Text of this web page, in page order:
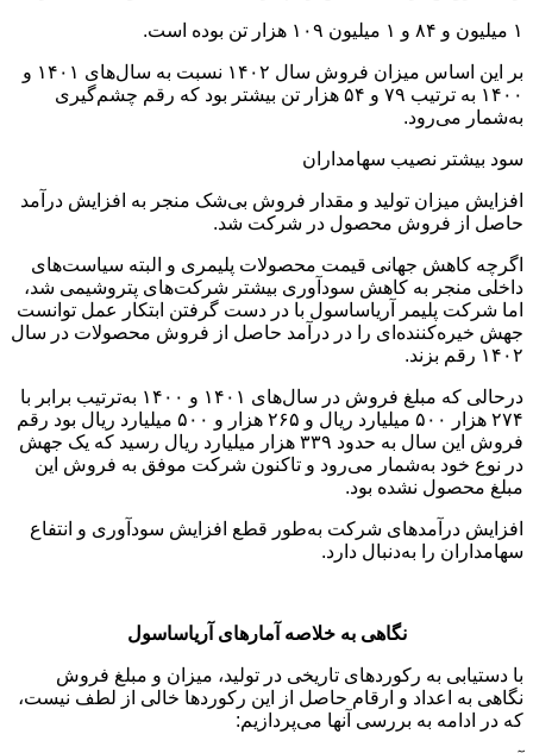
۱ میلیون و ۸۴ و ۱ میلیون ۱۰۹ هزار تن بوده است.
بر این اساس میزان فروش سال ۱۴۰۲ نسبت به سال‌های ۱۴۰۱ و
۱۴۰۰ به ترتیب ۷۹ و ۵۴ هزار تن بیشتر بود که رقم چشم‌گیری
به‌شمار می‌رود.
سود بیشتر نصیب سهامداران
افزایش میزان تولید و مقدار فروش بی‌شک منجر به افزایش درآمد
حاصل از فروش محصول در شرکت شد.
اگرچه کاهش جهانی قیمت محصولات پلیمری و البته سیاست‌های
داخلی منجر به کاهش سودآوری بیشتر شرکت‌های پتروشیمی شد،
اما شرکت‌ پلیمر آریاساسول با در دست گرفتن ابتکار عمل توانست
جهش خیره‌کننده‌ای را در درآمد حاصل از فروش محصولات در سال
۱۴۰۲ رقم بزند.
درحالی که مبلغ فروش در سال‌های ۱۴۰۱ و ۱۴۰۰ به‌ترتیب برابر با
۲۷۴ هزار ۵۰۰ میلیارد ریال و ۲۶۵ هزار و ۵۰۰ میلیارد ریال بود رقم
فروش این سال به حدود ۳۳۹ هزار میلیارد ریال رسید که یک جهش
در نوع خود به‌شمار می‌رود و تاکنون شرکت موفق به فروش این
مبلغ محصول نشده بود.
افزایش درآمدهای شرکت به‌طور قطع افزایش سودآوری و انتفاع
سهامداران را به‌دنبال دارد.
نگاهی به خلاصه آمارهای آریاساسول
با دستیابی به رکوردهای تاریخی در تولید، میزان و مبلغ فروش
نگاهی به اعداد و ارقام حاصل از این رکوردها خالی از لطف نیست،
که در ادامه به بررسی آنها می‌پردازیم: